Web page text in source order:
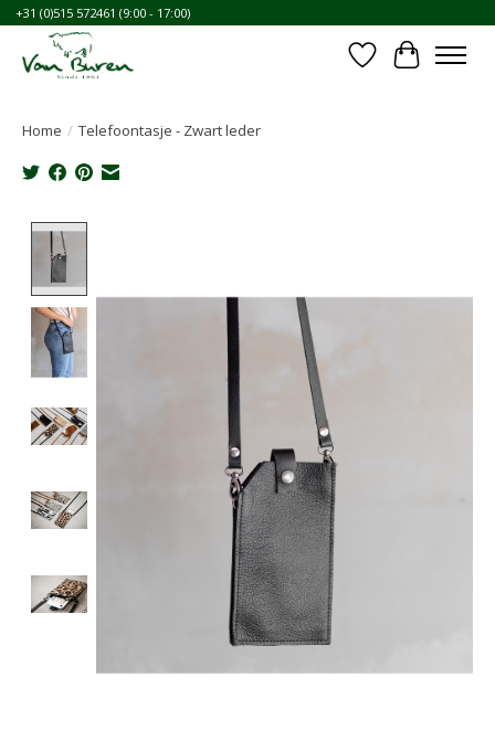
+31 (0)515 572461 (9:00 - 17:00)
WishlistCart
Home / Telefoontasje - Zwart leder